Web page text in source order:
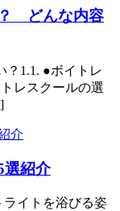
どんな内容
？1.1. ●ボイトレ
レスクールの選
選紹介
イトを浴びる姿